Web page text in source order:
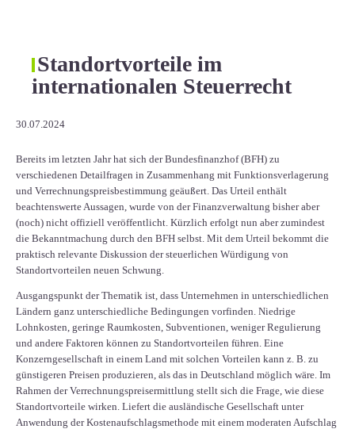
Standortvorteile im
internationalen Steuerrecht
30.07.2024
Bereits im letzten Jahr hat sich der Bundesfinanzhof (BFH) zu
verschiedenen Detailfragen in Zusammenhang mit Funktionsverlagerung
und Verrechnungspreisbestimmung geäußert. Das Urteil enthält
beachtenswerte Aussagen, wurde von der Finanzverwaltung bisher aber
(noch) nicht offiziell veröffentlicht. Kürzlich erfolgt nun aber zumindest
die Bekanntmachung durch den BFH selbst. Mit dem Urteil bekommt die
praktisch relevante Diskussion der steuerlichen Würdigung von
Standortvorteilen neuen Schwung.
Ausgangspunkt der Thematik ist, dass Unternehmen in unterschiedlichen
Ländern ganz unterschiedliche Bedingungen vorfinden. Niedrige
Lohnkosten, geringe Raumkosten, Subventionen, weniger Regulierung
und andere Faktoren können zu Standortvorteilen führen. Eine
Konzerngesellschaft in einem Land mit solchen Vorteilen kann z. B. zu
günstigeren Preisen produzieren, als das in Deutschland möglich wäre. Im
Rahmen der Verrechnungspreisermittlung stellt sich die Frage, wie diese
Standortvorteile wirken. Liefert die ausländische Gesellschaft unter
Anwendung der Kostenaufschlagsmethode mit einem moderaten Aufschlag